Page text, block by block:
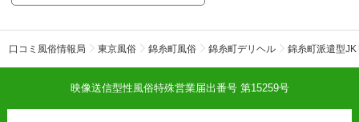
口コミ風俗情報局 東京風俗 錦糸町風俗 錦糸町デリヘル 錦糸町派遣型
映像送信型性風俗特殊営業届出番号 第15259号